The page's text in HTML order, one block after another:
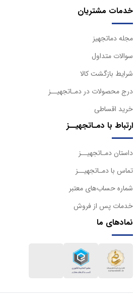
خدمات مشتریان
مجله دماتجهیز
سوالات متداول
شرایط بازگشت کالا
درج محصولات در دمـاتجهیــز
خرید اقساطی
ارتباط با دمـاتجهیــز
داستان دمـاتجهیــز
تماس با دمـاتجهیــز
شماره حساب‌های معتبر
خدمات پس از فروش
نمادهای ما